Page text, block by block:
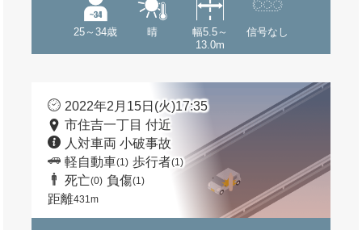
25～34歳 晴
幅5.5～
13.0m
信号なし
2022年2月15日(火)17:35
市住吉一丁目 付近
人対車両 小破事故
軽自動車(1) 歩行者(1)
死亡(0) 負傷(1)
距離431m